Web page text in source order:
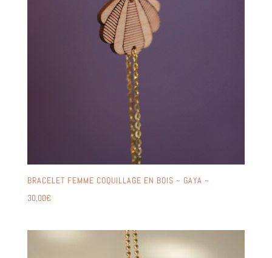
BRACELET FEMME COQUILLAGE EN BOIS ~ GAYA ~
30,00€